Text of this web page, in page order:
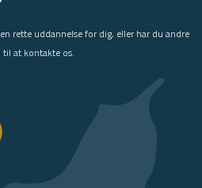
rette uddannelse for dig, eller har du andre
at kontakte os.